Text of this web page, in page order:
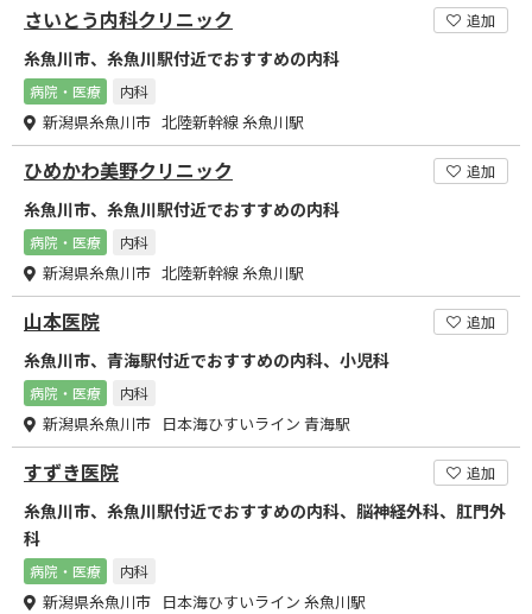
さいとう内科クリニック 追加
糸魚川市、糸魚川駅付近でおすすめの内科
病院・医療 内科
新潟県糸魚川市 北陸新幹線 糸魚川駅
ひめかわ美野クリニック 追加
糸魚川市、糸魚川駅付近でおすすめの内科
病院・医療 内科
新潟県糸魚川市 北陸新幹線 糸魚川駅
山本医院 追加
糸魚川市、青海駅付近でおすすめの内科、小児科
病院・医療 内科
新潟県糸魚川市 日本海ひすいライン 青海駅
すずき医院 追加
糸魚川市、糸魚川駅付近でおすすめの内科、脳神経外科、肛門外
科
病院・医療 内科
新潟県糸魚川市 日本海ひすいライン 糸魚川駅